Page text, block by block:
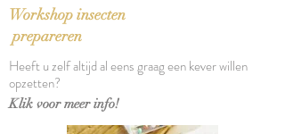
stofomslag
Verschijningsdatum: 2011
Aantal pagina's: 285
Workshop insecten
prepareren
Heeft u zelf altijd al eens graag een kever willen
opzetten?
Klik voor meer info!